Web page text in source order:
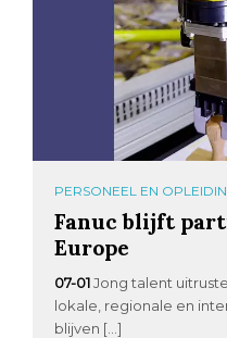
PERSONEEL EN
Fanuc blijft
Europe
07-01 Jong talent
lokale, regionale en
blijven […]